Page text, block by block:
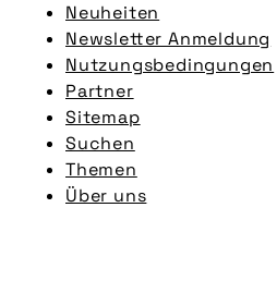
Neuheiten
Newsletter Anmeldung
Nutzungsbedingungen
Partner
Sitemap
Suchen
Themen
Über uns